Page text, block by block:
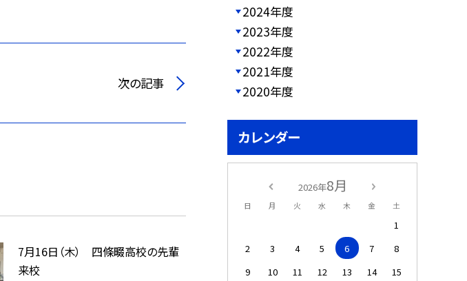
次の記事
7月16日（木） 四條畷高校の先輩
来校
2024年度
2023年度
2022年度
2021年度
2020年度
カレンダー
2026年8月
日 月 火 水 木 金 土
1
2
3 4 5 6 7
8
9
10 11 12 13 14
15